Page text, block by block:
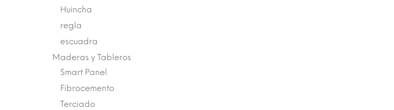
Huincha
regla
escuadra
Maderas y Tableros
Smart Panel
Fibrocemento
Terciado